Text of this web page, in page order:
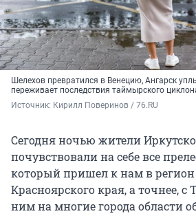
Шелехов превратился в Венецию, Ангарск
переживает последствия таймырского
Источник: Кирилл Поверинов / 76.RU
Сегодня ночью жители
почувствовали на себе все
который пришел к нам в регион
Красноярского края, а точнее,
ним на многие города области